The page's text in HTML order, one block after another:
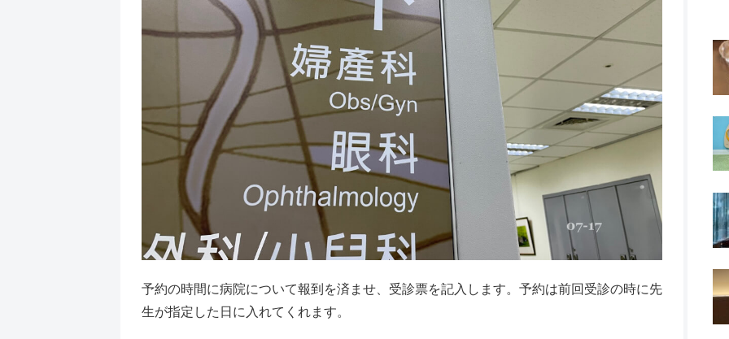
予約の時間に病院について報到を済ませ、受診票を記入します。予約は前回受診の時に先
生が指定した日に入れてくれます。